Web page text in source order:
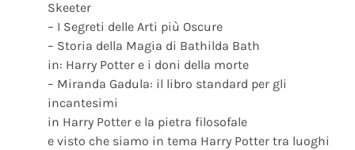
Skeeter
– I Segreti delle Arti più Oscure
– Storia della Magia di Bathilda Bath
in: Harry Potter e i doni della morte
– Miranda Gadula: il libro standard per gli
incantesimi
in Harry Potter e la pietra filosofale
e visto che siamo in tema Harry Potter tra luoghi